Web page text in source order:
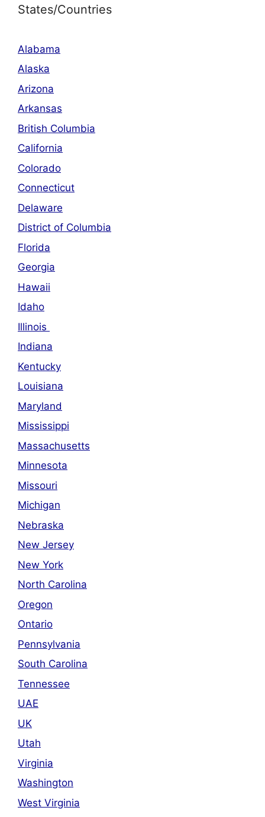
States/Countries
Alabama
Alaska
Arizona
Arkansas
British Columbia
California
Colorado
Connecticut
Delaware
District of Columbia
Florida
Georgia
Hawaii
Idaho
Illinois
Indiana
Kentucky
Louisiana
Maryland
Mississippi
Massachusetts
Minnesota
Missouri
Michigan
Nebraska
New Jersey
New York
North Carolina
Oregon
Ontario
Pennsylvania
South Carolina
Tennessee
UAE
UK
Utah
Virginia
Washington
West Virginia